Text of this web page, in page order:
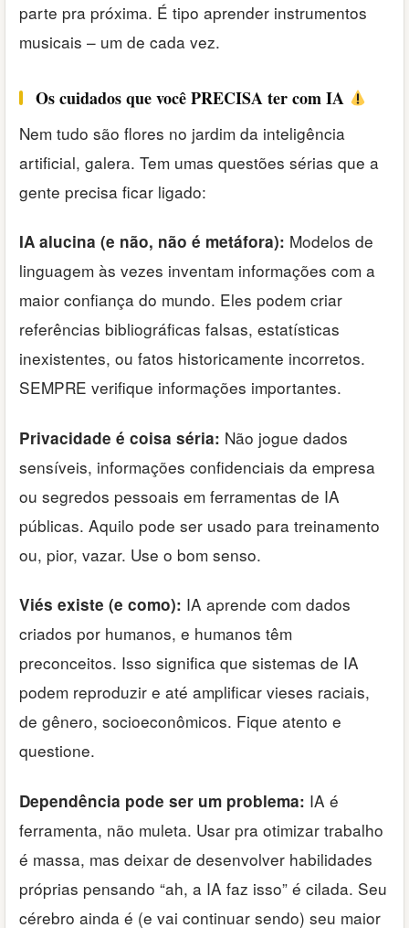
parte pra próxima. É tipo aprender instrumentos
musicais – um de cada vez.
Os cuidados que você PRECISA ter com IA
Nem tudo são flores no jardim da inteligência
artificial, galera. Tem umas questões sérias que a
gente precisa ficar ligado:
IA alucina (e não, não é metáfora): Modelos de
linguagem às vezes inventam informações com a
maior confiança do mundo. Eles podem criar
referências bibliográficas falsas, estatísticas
inexistentes, ou fatos historicamente incorretos.
SEMPRE verifique informações importantes.
Privacidade é coisa séria: Não jogue dados
sensíveis, informações confidenciais da empresa
ou segredos pessoais em ferramentas de IA
públicas. Aquilo pode ser usado para treinamento
ou, pior, vazar. Use o bom senso.
Viés existe (e como): IA aprende com dados
criados por humanos, e humanos têm
preconceitos. Isso significa que sistemas de IA
podem reproduzir e até amplificar vieses raciais,
de gênero, socioeconômicos. Fique atento e
questione.
Dependência pode ser um problema: IA é
ferramenta, não muleta. Usar pra otimizar trabalho
é massa, mas deixar de desenvolver habilidades
próprias pensando “ah, a IA faz isso” é cilada. Seu
cérebro ainda é (e vai continuar sendo) seu maior